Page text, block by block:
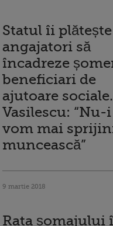
Statul îi
angajatori să
încadreze
beneficiari de
ajutoare sociale.
Vasilescu: “Nu-i
vom mai
muncească”
9 martie 2018
Rata șomajului